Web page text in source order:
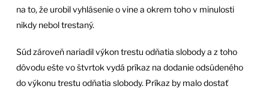
na to, že urobil vyhlásenie o vine a okrem toho v minulosti
nikdy nebol trestaný.
Súd zároveň nariadil výkon trestu odňatia slobody a z toho
dôvodu ešte vo štvrtok vydá príkaz na dodanie odsúdeného
do výkonu trestu odňatia slobody. Príkaz by malo dostať